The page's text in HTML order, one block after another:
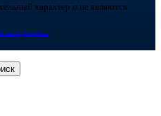
характер и не являются
защищены.